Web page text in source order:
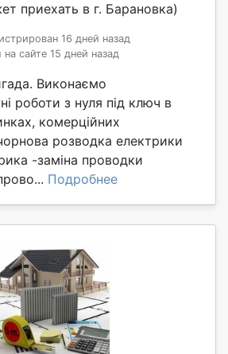
приехать в г. Барановка)
16 дней назад
на сайте 15 дней назад
Виконаємо
роботи з нуля під ключ в
комерційних
розводка електрики
-заміна проводки
Подробнее